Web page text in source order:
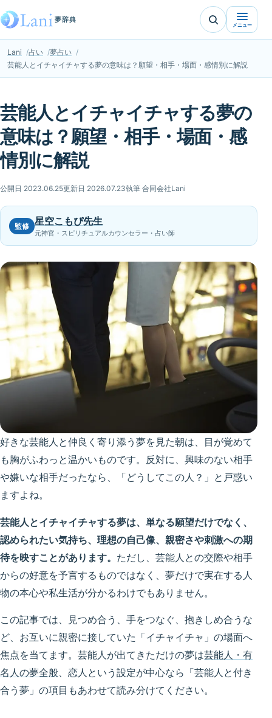
夢辞典
メニュー
Lani 占い
夢占い
芸能人とイチャイチャする夢の意味は？願望・相手・場面・感情別に解説
芸能人とイチャイチャする夢の
意味は？願望・相手・場面・感
情別に解説
公開日 2023.06.25更新日 2026.07.23執筆 合同会社Lani
監修 星空こもぴ先生
元神官・スピリチュアルカウンセラー・占い師
好きな芸能人と仲良く寄り添う夢を見た朝は、目が覚めて
も胸がふわっと温かいものです。反対に、興味のない相手
や嫌いな相手だったなら、「どうしてこの人？」と戸惑い
ますよね。
芸能人とイチャイチャする夢は、単なる願望だけでなく、
認められたい気持ち、理想の自己像、親密さや刺激への期
待を映すことがあります。 ただし、芸能人との交際や相手
からの好意を予言するものではなく、夢だけで実在する人
物の本心や私生活が分かるわけでもありません。
この記事では、見つめ合う、手をつなぐ、抱きしめ合うな
ど、お互いに親密に接していた「イチャイチャ」の場面へ
焦点を当てます。芸能人が出てきただけの夢は芸能人・有
名人の夢全般、恋人という設定が中心なら「芸能人と付き
合う夢」の項目もあわせて読み分けてください。